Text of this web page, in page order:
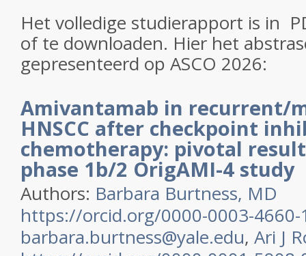
Het volledige studierapport is in
of te downloaden. Hier het
gepresenteerd op ASCO 2026:
Amivantamab in recurrent/
HNSCC after checkpoint
chemotherapy: pivotal
phase 1b/2 OrigAMI-4 study
Authors: Barbara Burtness, MD
https://orcid.org/0000-0003-4660-
barbara.burtness@yale.edu, Ari J